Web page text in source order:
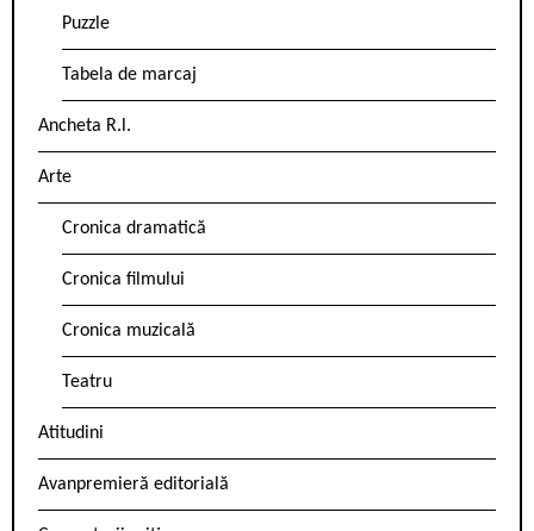
Puzzle
Tabela de marcaj
Ancheta R.l.
Arte
Cronica dramatică
Cronica filmului
Cronica muzicală
Teatru
Atitudini
Avanpremieră editorială